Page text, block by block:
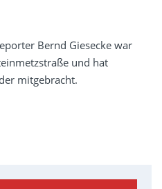
Bernd Giesecke war
und hat
mitgebracht.